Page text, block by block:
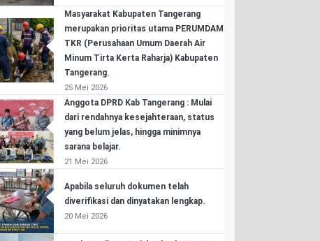
Masyarakat Kabupaten Tangerang
merupakan prioritas utama PERUMDAM
TKR (Perusahaan Umum Daerah Air
Minum Tirta Kerta Raharja) Kabupaten
Tangerang.
25 Mei 2026
Anggota DPRD Kab Tangerang : Mulai
dari rendahnya kesejahteraan, status
yang belum jelas, hingga minimnya
sarana belajar.
21 Mei 2026
Apabila seluruh dokumen telah
diverifikasi dan dinyatakan lengkap.
20 Mei 2026